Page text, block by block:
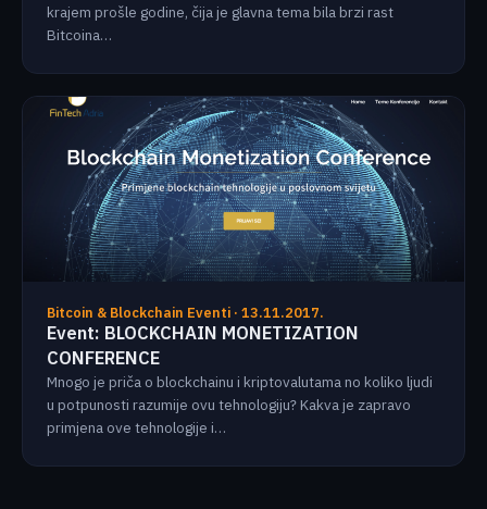
krajem prošle godine, čija je glavna tema bila brzi rast
Bitcoina…
Bitcoin & Blockchain Eventi · 13.11.2017.
Event: BLOCKCHAIN MONETIZATION
CONFERENCE
Mnogo je priča o blockchainu i kriptovalutama no koliko ljudi
u potpunosti razumije ovu tehnologiju? Kakva je zapravo
primjena ove tehnologije i…